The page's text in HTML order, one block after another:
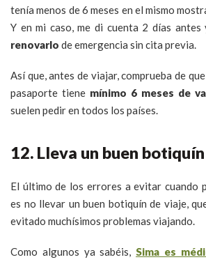
tenía menos de 6 meses en el mismo
Y en mi caso, me di cuenta 2 días antes
renovarlo de emergencia sin cita previa.
Así que, antes de viajar, comprueba de
pasaporte tiene mínimo 6 meses de
suelen pedir en todos los países.
12. Lleva un buen
El último de los errores a evitar cuando
es no llevar un buen botiquín de viaje,
evitado muchísimos problemas viajando.
Como algunos ya sabéis,Sima es